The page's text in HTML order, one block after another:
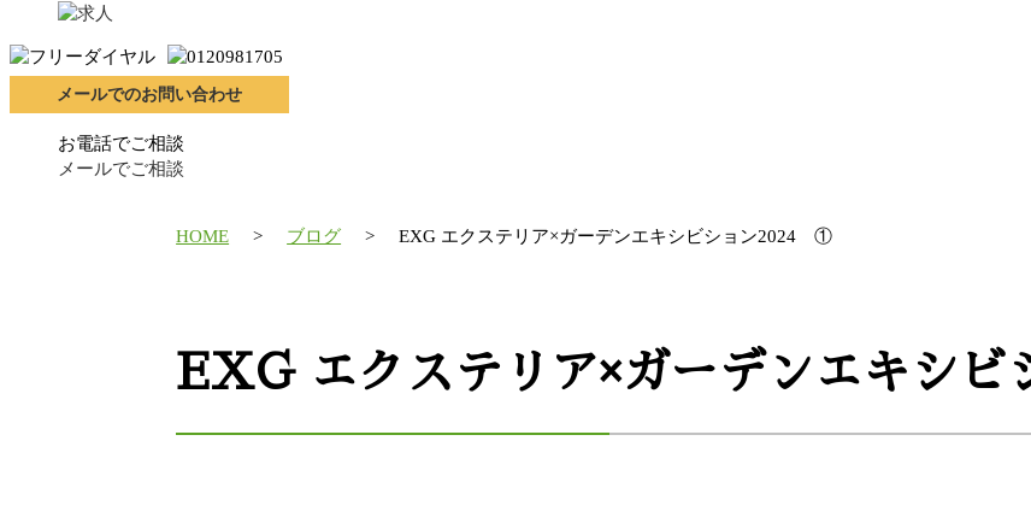
メールでのお問い合わせ
お電話でご相談
メールでご相談
HOME ブログ EXG エクステリア×ガーデンエキシビション2024 ①
EXG エクステリア×ガーデンエキシ